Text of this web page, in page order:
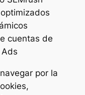
cuentas de
por la